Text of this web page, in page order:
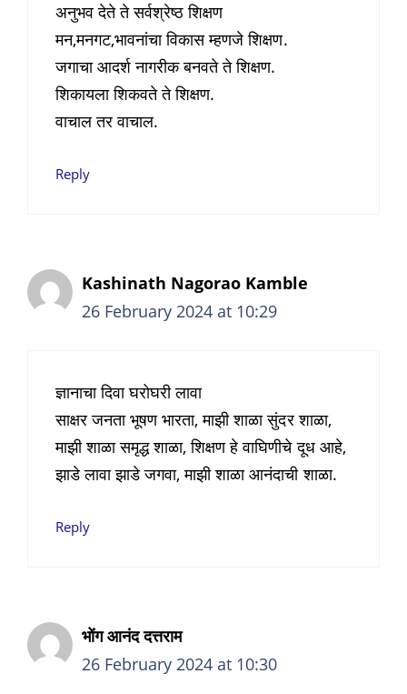
अनुभव देते ते सर्वश्रेष्ठ शिक्षण
मन,मनगट,भावनांचा विकास म्हणजे शिक्षण.
जगाचा आदर्श नागरीक बनवते ते शिक्षण.
शिकायला शिकवते ते शिक्षण.
वाचाल तर वाचाल.
Reply
Kashinath Nagorao Kamble
26 February 2024 at 10:29
ज्ञानाचा दिवा घरोघरी लावा
साक्षर जनता भूषण भारता, माझी शाळा सुंदर शाळा,
माझी शाळा समृद्ध शाळा, शिक्षण हे वाघिणीचे दूध आहे,
झाडे लावा झाडे जगवा, माझी शाळा आनंदाची शाळा.
Reply
भोंग आनंद दत्तराम
26 February 2024 at 10:30